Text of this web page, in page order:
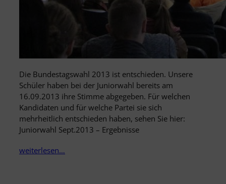
Die Bundestagswahl 2013 ist entschieden. Unsere
Schüler haben bei der Juniorwahl bereits am
16.09.2013 ihre Stimme abgegeben. Für welchen
Kandidaten und für welche Partei sie sich
mehrheitlich entschieden haben, sehen Sie hier:
Juniorwahl Sept.2013 – Ergebnisse
weiterlesen…